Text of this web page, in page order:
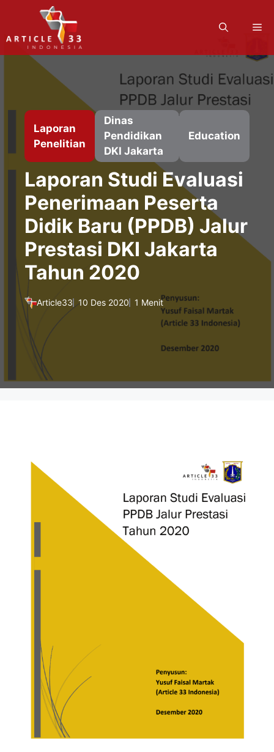
Langsung
isi
Laporan
Penelitian
Dinas
Pendidikan
DKI Jakarta
Education
Laporan Studi Evaluasi
Penerimaan Peserta
Didik Baru (PPDB) Jalur
Prestasi DKI Jakarta
Tahun 2020
Article33 10 Des 2020 1 Menit